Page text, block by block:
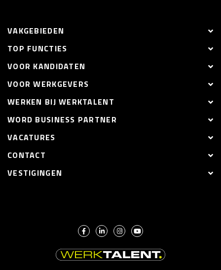
VAKGEBIEDEN
TOP FUNCTIES
VOOR KANDIDATEN
VOOR WERKGEVERS
WERKEN BIJ WERKTALENT
WORD BUSINESS PARTNER
VACATURES
CONTACT
VESTIGINGEN